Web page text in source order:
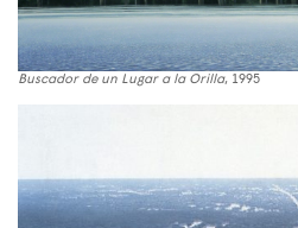
Buscador de un Lugar a la Orilla, 1995